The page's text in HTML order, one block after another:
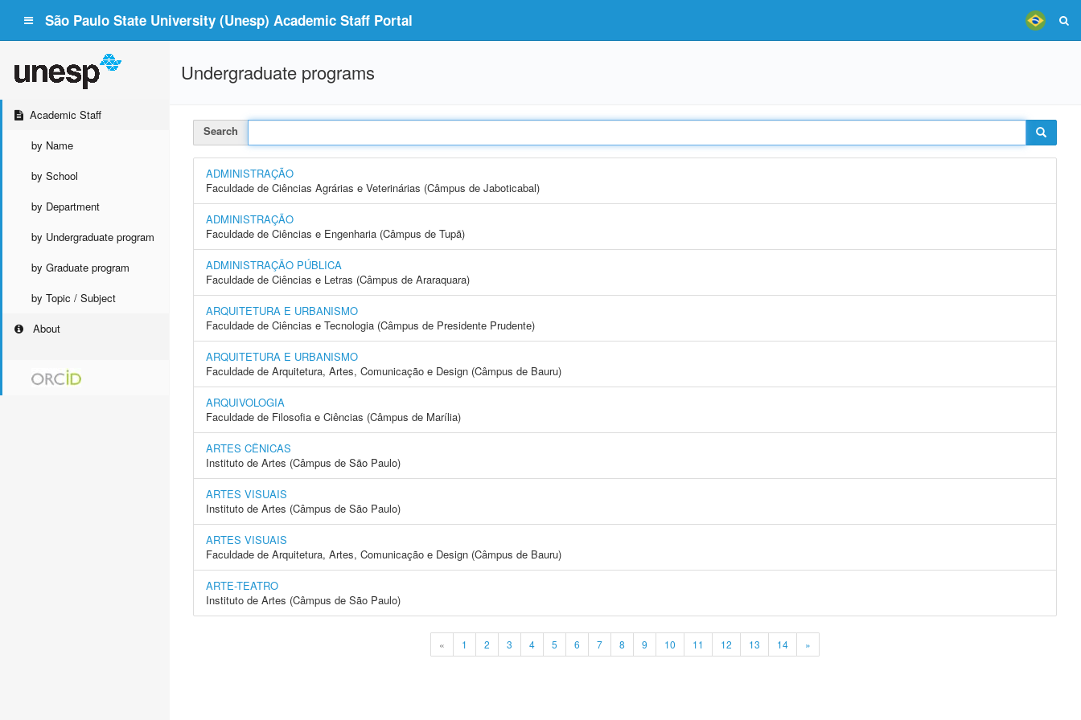
São Paulo State University (Unesp) Academic Staff Portal
Academic Staff
by Name
by School
by Department
by Undergraduate program
by Graduate program
by Topic / Subject
About
Undergraduate programs
Search
ADMINISTRAÇÃO
Faculdade de Ciências Agrárias e Veterinárias (Câmpus de Jaboticabal)
ADMINISTRAÇÃO
Faculdade de Ciências e Engenharia (Câmpus de Tupã)
ADMINISTRAÇÃO PÚBLICA
Faculdade de Ciências e Letras (Câmpus de Araraquara)
ARQUITETURA E URBANISMO
Faculdade de Ciências e Tecnologia (Câmpus de Presidente Prudente)
ARQUITETURA E URBANISMO
Faculdade de Arquitetura, Artes, Comunicação e Design (Câmpus de Bauru)
ARQUIVOLOGIA
Faculdade de Filosofia e Ciências (Câmpus de Marília)
ARTES CÊNICAS
Instituto de Artes (Câmpus de São Paulo)
ARTES VISUAIS
Instituto de Artes (Câmpus de São Paulo)
ARTES VISUAIS
Faculdade de Arquitetura, Artes, Comunicação e Design (Câmpus de Bauru)
ARTE-TEATRO
Instituto de Artes (Câmpus de São Paulo)
« 1 2 3 4 5 6 7 8 9 10 11 12 13 14 »